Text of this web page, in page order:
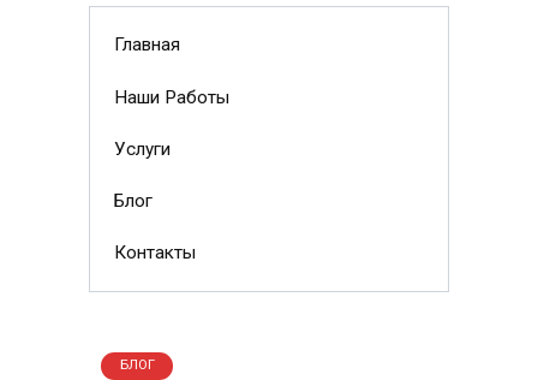
Главная
Наши Работы
Услуги
Блог
Контакты
БЛОГ